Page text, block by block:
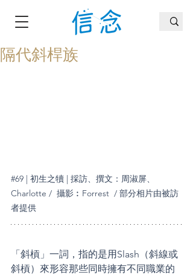
隔代斜桿族
#69 | 初生之犢 | 採訪、撰文：周淑屏、
Charlotte /  攝影︰Forrest  / 部分相片由被訪
者提供
「斜槓」一詞，指的是用Slash（斜線或
斜槓）來形容那些同時擁有不同職業的